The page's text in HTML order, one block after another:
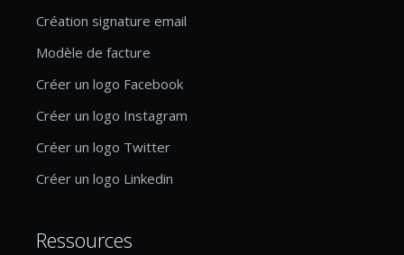
Création signature email
Modèle de facture
Créer un logo Facebook
Créer un logo Instagram
Créer un logo Twitter
Créer un logo Linkedin
Ressources